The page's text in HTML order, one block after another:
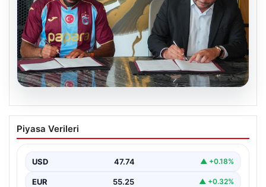
Trabzonspor Salah Transferinin
Maliyetini Detaylandırdı
uyandıran Mohamed Salah transferiyle ilgili maliyet
detaylarını…
Piyasa Verileri
USD 47.74 ▲ +0.18%
EUR 55.25 ▲ +0.32%